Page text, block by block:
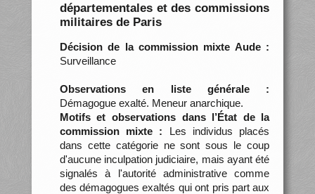
départementales et des commissions
militaires de Paris
Décision de la commission mixte Aude :
Surveillance
Observations en liste générale :
Démagogue exalté. Meneur anarchique.
Motifs et observations dans l’État de la
commission mixte : Les individus placés
dans cette catégorie ne sont sous le coup
d'aucune inculpation judiciaire, mais ayant été
signalés à l'autorité administrative comme
des démagogues exaltés qui ont pris part aux